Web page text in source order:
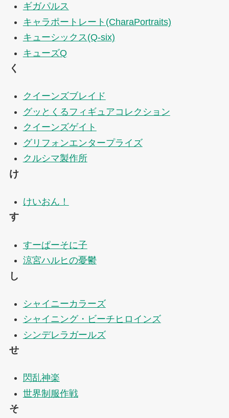
ギガパルス
キャラポートレート(CharaPortraits)
キューシックス(Q-six)
キューズQ
く
クイーンズブレイド
グッとくるフィギュアコレクション
クイーンズゲイト
グリフォンエンタープライズ
クルシマ製作所
け
けいおん！
す
すーぱーそに子
涼宮ハルヒの憂鬱
し
シャイニーカラーズ
シャイニング・ビーチヒロインズ
シンデレラガールズ
せ
閃乱神楽
世界制服作戦
そ